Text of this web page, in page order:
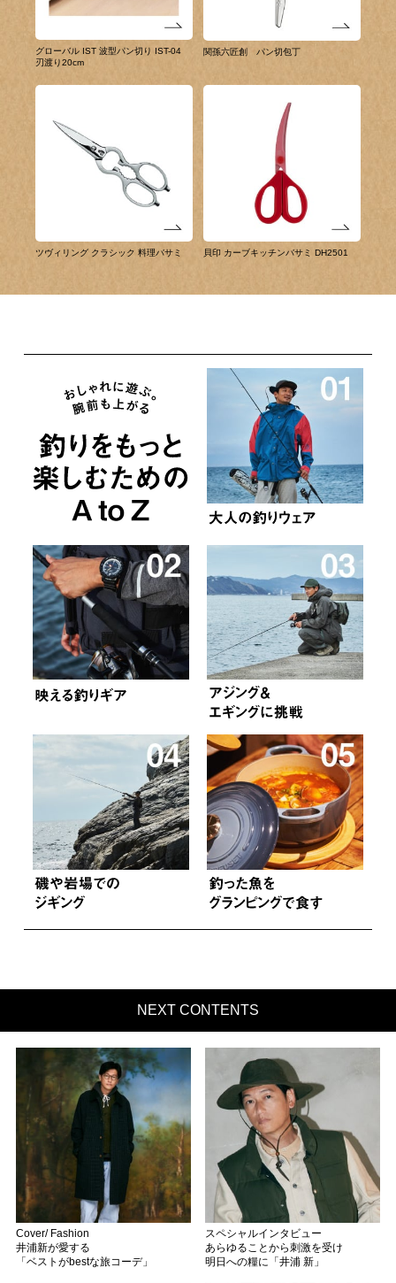
グローバル IST 波型パン切り IST-04
刃渡り20cm
関孫六匠創 パン切包丁
ツヴィリング クラシック 料理バサミ 貝印 カーブキッチンバサミ DH2501
NEXT CONTENTS
Cover/ Fashion
井浦新が愛する
「ベストがbestな旅コーデ」
スペシャルインタビュー
あらゆることから刺激を受け
明日への糧に「井浦 新」